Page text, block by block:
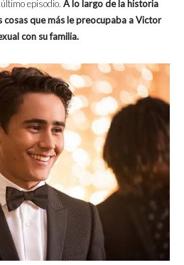
episodio. A lo largo de la historia
que más le preocupaba a Victor
con su familia.